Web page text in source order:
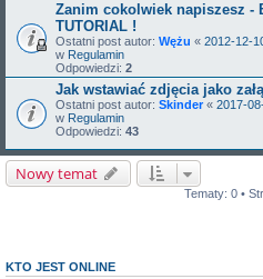
Zanim cokolwiek napiszesz -
TUTORIAL !
Ostatni post autor: Wężu « 2012-12-
w Regulamin
Odpowiedzi: 2
Jak wstawiać zdjęcia jako
Ostatni post autor: Skinder« 2017-
w Regulamin
Odpowiedzi: 43
Nowy temat
Tematy: 0 •
KTO JEST ONLINE